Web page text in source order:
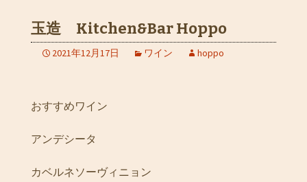
玉造 Kitchen&Bar Hoppo
2021年12月17日 ワイン hoppo
おすすめワイン
アンデシータ
カベルネソーヴィニョン